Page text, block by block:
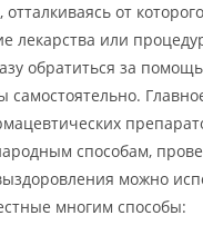
от
лекарства или
обратиться за
способам,
можно
многим способы: